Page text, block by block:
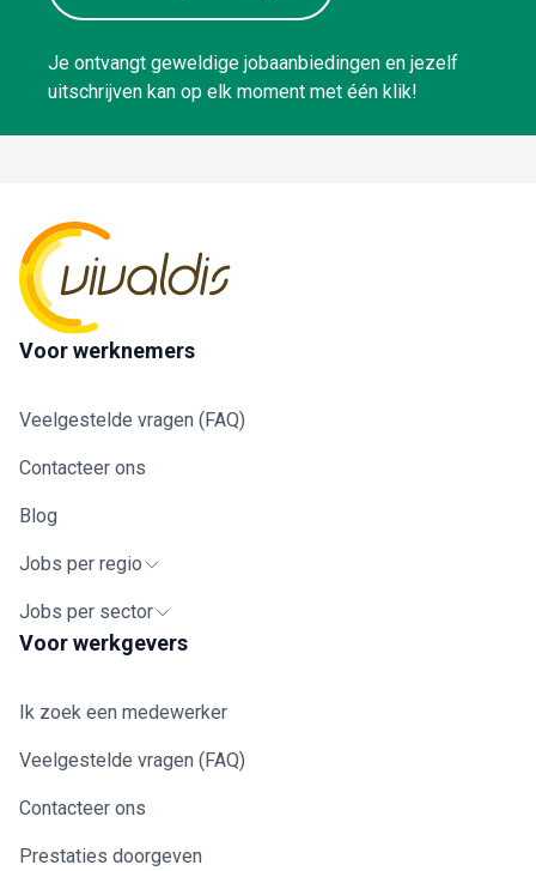
Je ontvangt geweldige jobaanbiedingen en jezelf
uitschrijven kan op elk moment met één klik!
Voor werknemers
Veelgestelde vragen (FAQ)
Contacteer ons
Blog
Jobs per regio
Jobs per sector
Voor werkgevers
Ik zoek een medewerker
Veelgestelde vragen (FAQ)
Contacteer ons
Prestaties doorgeven